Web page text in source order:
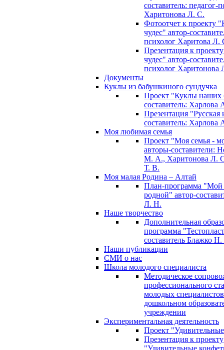
составитель: педагог-
Харитонова Л. С.
Фотоотчет к проекту
чудес" автор-
психолог Харитова Л.
Презентация к
чудес" автор-
психолог Харитонова
Документы
Куклы из бабушкиного сундучка
Проект "Куклы наших
составитель:
Презентация "Русская
составитель:
Моя любимая семья
Проект "Моя семья -
авторы-составители:
М. А., Харитонова Л.
Т. В.
Моя малая Родина – Алтай
План-программа "Мой
родной" автор-
Л. Н.
Наше творчество
Дополнительная
программа
составитель Блажко
Наши публикации
СМИ о нас
Школа молодого специалиста
Методическое
профессионального
молодых
дошкольном
учреждении
Экспериментальная деятельность
Проект
Презентация к проекту
"Удивительные